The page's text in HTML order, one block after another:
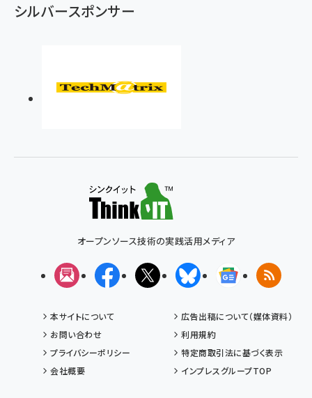
シルバースポンサー
オープンソース技術の実践活用メディア
メルマガFacebookX(エックス)BlueskyGoogleニュ
RSS
本サイトについて
広告出稿について（媒体資料）
お問い合わせ
利用規約
プライバシーポリシー
特定商取引法に基づく表示
会社概要
インプレスグループTOP